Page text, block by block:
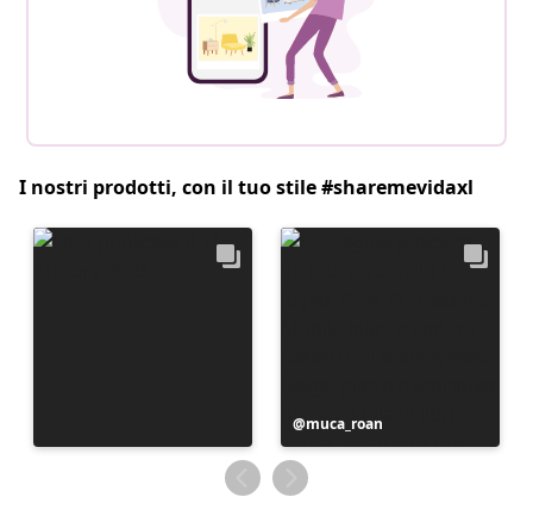
I nostri prodotti, con il tuo stile #sharemevidaxl
Post
pubblicato
da
muca_roan